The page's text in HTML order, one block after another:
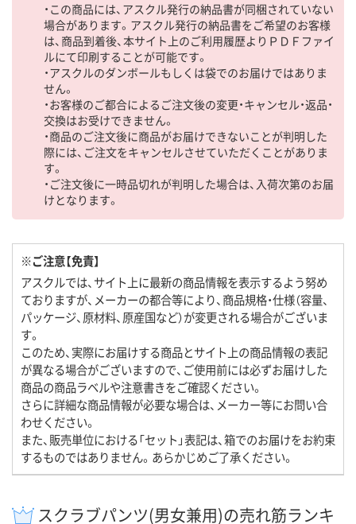
・この商品には、アスクル発行の納品書が同梱されていない
場合があります。アスクル発行の納品書をご希望のお客様
は、商品到着後、本サイト上のご利用履歴よりＰＤＦファイ
ルにて印刷することが可能です。
・アスクルのダンボールもしくは袋でのお届けではありま
せん。
・お客様のご都合によるご注文後の変更・キャンセル・返品・
交換はお受けできません。
・商品のご注文後に商品がお届けできないことが判明した
際には、ご注文をキャンセルさせていただくことがありま
す。
・ご注文後に一時品切れが判明した場合は、入荷次第のお届
けとなります。
※ご注意【免責】
アスクルでは、サイト上に最新の商品情報を表示するよう努め
ておりますが、メーカーの都合等により、商品規格・仕様（容量、
パッケージ、原材料、原産国など）が変更される場合がございま
す。
このため、実際にお届けする商品とサイト上の商品情報の表記
が異なる場合がございますので、ご使用前には必ずお届けした
商品の商品ラベルや注意書きをご確認ください。
さらに詳細な商品情報が必要な場合は、メーカー等にお問い合
わせください。
また、販売単位における「セット」表記は、箱でのお届けをお約束
するものではありません。あらかじめご了承ください。
スクラブパンツ(男女兼用)の売れ筋ランキ